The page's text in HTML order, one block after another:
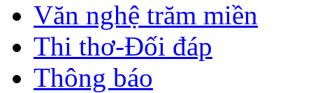
Văn nghệ trăm miền
Thi thơ-Đối đáp
Thông báo